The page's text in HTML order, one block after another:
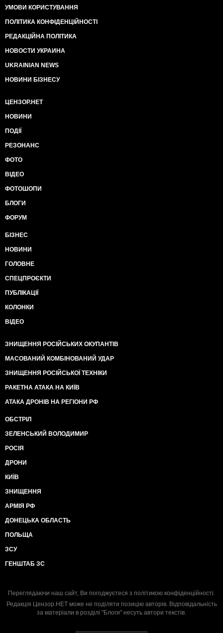
УМОВИ КОРИСТУВАННЯ
ПОЛІТИКА КОНФІДЕНЦІЙНОСТІ
РЕДАКЦІЙНА ПОЛІТИКА
НОВОСТИ УКРАИНА
UKRAINIAN NEWS
НОВИНИ БІЗНЕСУ
ЦЕНЗОР.НЕТ
НОВИНИ
ПОДІЇ
РЕЗОНАНС
ФОТО
ВІДЕО
ФОТОШОПИ
БЛОГИ
ФОРУМ
БІЗНЕС
НОВИНИ
ГОЛОВНЕ
СПЕЦПРОЄКТИ
ПУБЛІКАЦІЇ
КОЛОНКИ
ВІДЕО
ЗНИЩЕННЯ РОСІЙСЬКИХ ОКУПАНТІВ
МАСОВАНИЙ КОМБІНОВАНИЙ УДАР
ЗНИЩЕННЯ РОСІЙСЬКОЇ ТЕХНІКИ
РАКЕТНА АТАКА НА КИЇВ
АТАКА ДРОНІВ НА РЕГІОНИ РФ
ОБСТРІЛ
ЗЕЛЕНСЬКИЙ ВОЛОДИМИР
РОСІЯ
ДРОНИ
КИЇВ
ЗНИЩЕННЯ
АРМІЯ РФ
ДОНЕЦЬКА ОБЛАСТЬ
ПОЛЬЩА
ЗСУ
ГЕНШТАБ ЗС
Переглядаючи наш сайт, Ви погоджуєтеся з політикою конфіденційності.
Редакція Цензор.НЕТ може не поділяти позицію авторів. Відповідальність
за матеріали в розділі "Блоги" несуть автори текстів.